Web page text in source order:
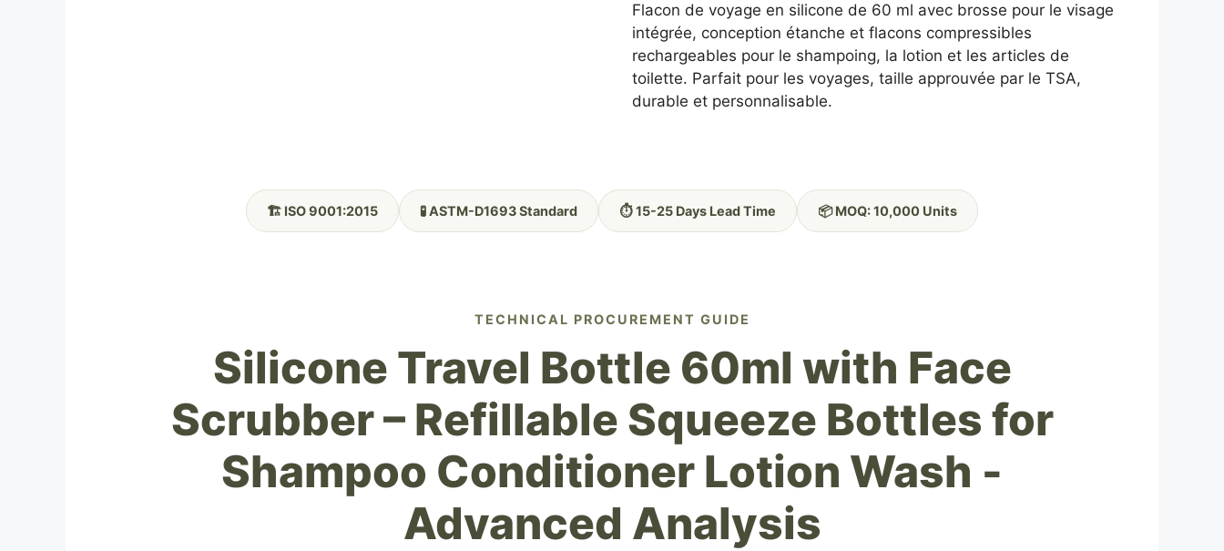
Flacon de voyage en silicone de 60 ml avec brosse pour le visage
intégrée, conception étanche et flacons compressibles
rechargeables pour le shampoing, la lotion et les articles de
toilette. Parfait pour les voyages, taille approuvée par le TSA,
durable et personnalisable.
🏗️ ISO 9001:2015 🧪 ASTM-D1693 Standard ⏱️ 15-25 Days Lead Time 📦 MOQ: 10,000 Units
TECHNICAL PROCUREMENT GUIDE
Silicone Travel Bottle 60ml with Face
Scrubber – Refillable Squeeze Bottles for
Shampoo Conditioner Lotion Wash -
Advanced Analysis